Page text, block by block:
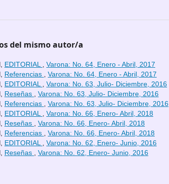
del mismo autor/a
EDITORIAL
Varona: No. 64, Enero - Abril, 2017
Referencias
Varona: No. 64, Enero - Abril, 2017
EDITORIAL
Varona: No. 63, Julio- Diciembre, 2016
Reseñas
Varona: No. 63, Julio- Diciembre, 2016
Referencias
Varona: No. 63, Julio- Diciembre, 2016
EDITORIAL
Varona: No. 66, Enero- Abril, 2018
Reseñas
Varona: No. 66, Enero- Abril, 2018
Referencias
Varona: No. 66, Enero- Abril, 2018
EDITORIAL
Varona: No. 62, Enero- Junio, 2016
Reseñas Varona: No. 62, Enero- Junio, 2016